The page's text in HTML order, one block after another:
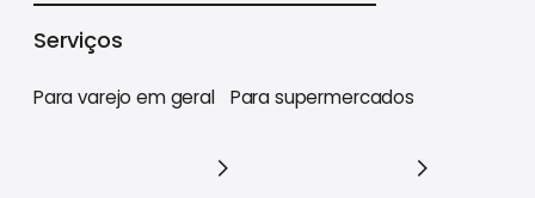
Serviços
Para varejo em geral Para supermercados